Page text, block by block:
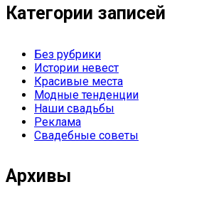
Категории записей
Без рубрики
Истории невест
Красивые места
Модные тенденции
Наши свадьбы
Реклама
Свадебные советы
Архивы